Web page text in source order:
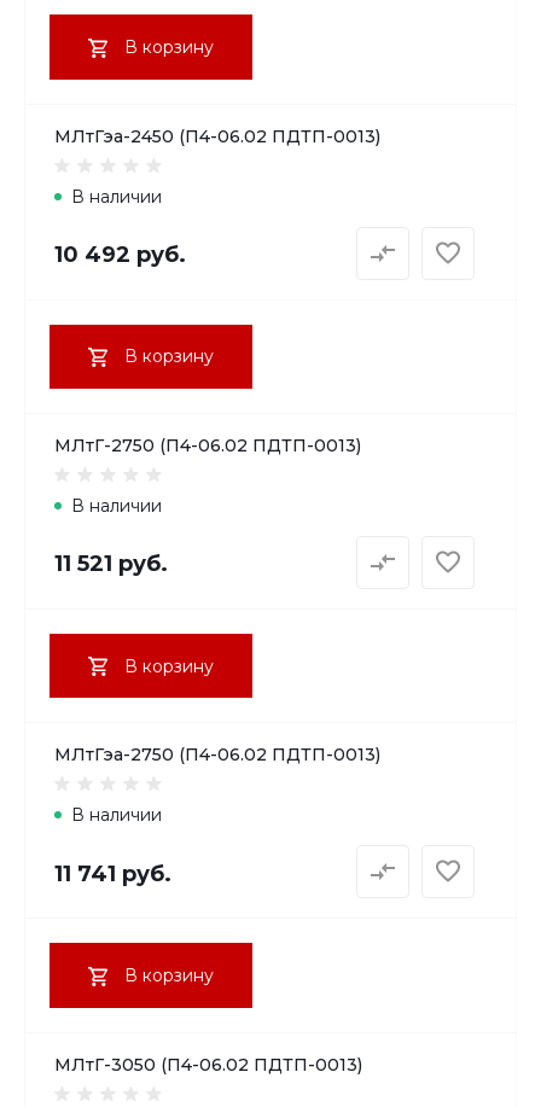
В корзину
МЛтГэа-2450 (П4-06.02 ПДТП-0013)
В наличии
10 492 руб.
В корзину
МЛтГ-2750 (П4-06.02 ПДТП-0013)
В наличии
11 521 руб.
В корзину
МЛтГэа-2750 (П4-06.02 ПДТП-0013)
В наличии
11 741 руб.
В корзину
МЛтГ-3050 (П4-06.02 ПДТП-0013)